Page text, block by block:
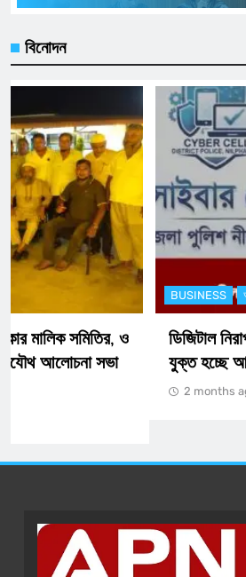
বিনোদন
অর্থনীতি
ডিজিটাল নিরাপত্তায় এক ধাপ এগিয়ে
যুক্ত হচ্ছে আধুনিক ‘সাইবার সেল’